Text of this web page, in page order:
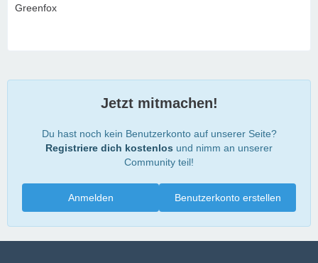
Greenfox
Jetzt mitmachen!
Du hast noch kein Benutzerkonto auf unserer Seite?
Registriere dich kostenlos und nimm an unserer
Community teil!
Benutzerkonto erstellen
Anmelden